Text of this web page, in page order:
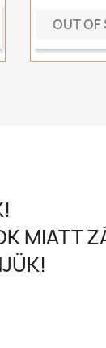
OUT OF
MIATT